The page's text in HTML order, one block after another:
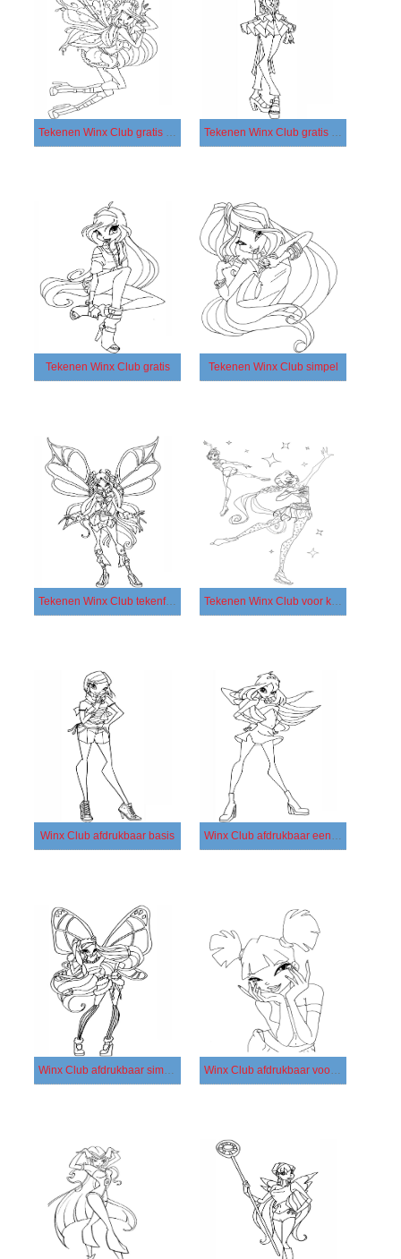
Tekenen Winx Club gratis simpel Tekenen Winx Club gratis voor kinderen
Tekenen Winx Club gratis Tekenen Winx Club simpel
Tekenen Winx Club tekenfilm Tekenen Winx Club voor kinderen
Winx Club afdrukbaar basis Winx Club afdrukbaar eenvoudig
Winx Club afdrukbaar simpel Winx Club afdrukbaar voor kinderen